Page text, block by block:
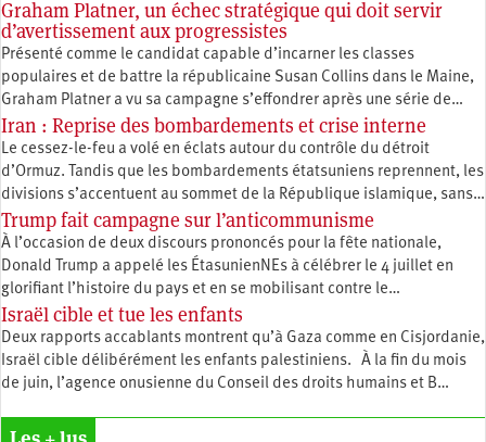
Graham Platner, un échec stratégique qui doit servir
d’avertissement aux progressistes
Présenté comme le candidat capable d’incarner les classes
populaires et de battre la républicaine Susan Collins dans le Maine,
Graham Platner a vu sa campagne s’effondrer après une série de…
Iran : Reprise des bombardements et crise interne
Le cessez-le-feu a volé en éclats autour du contrôle du détroit
d’Ormuz. Tandis que les bombardements étatsuniens reprennent, les
divisions s’accentuent au sommet de la République islamique, sans…
Trump fait campagne sur l’anticommunisme
À l’occasion de deux discours prononcés pour la fête nationale,
Donald Trump a appelé les ÉtasunienNEs à célébrer le 4 juillet en
glorifiant l’histoire du pays et en se mobilisant contre le…
Israël cible et tue les enfants
Deux rapports accablants montrent qu’à Gaza comme en Cisjordanie,
Israël cible délibérément les enfants palestiniens. À la fin du mois
de juin, l’agence onusienne du Conseil des droits humains et B…